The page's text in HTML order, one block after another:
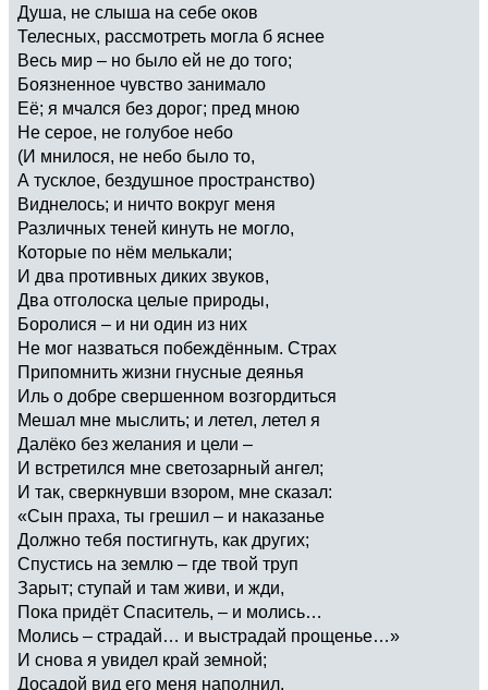
Душа, не слыша на себе оков
Телесных, рассмотреть могла б яснее
Весь мир – но было ей не до того;
Боязненное чувство занимало
Её; я мчался без дорог; пред мною
Не серое, не голубое небо
(И мнилося, не небо было то,
А тусклое, бездушное пространство)
Виднелось; и ничто вокруг меня
Различных теней кинуть не могло,
Которые по нём мелькали;
И два противных диких звуков,
Два отголоска целые природы,
Боролися – и ни один из них
Не мог назваться побеждённым. Страх
Припомнить жизни гнусные деянья
Иль о добре свершенном возгордиться
Мешал мне мыслить; и летел, летел я
Далёко без желания и цели –
И встретился мне светозарный ангел;
И так, сверкнувши взором, мне сказал:
«Сын праха, ты грешил – и наказанье
Должно тебя постигнуть, как других;
Спустись на землю – где твой труп
Зарыт; ступай и там живи, и жди,
Пока придёт Спаситель, – и молись…
Молись – страдай… и выстрадай прощенье…»
И снова я увидел край земной;
Досадой вид его меня наполнил,